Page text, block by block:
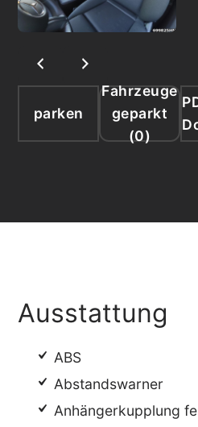
parken
Fahrzeuge
geparkt
(0)
Ausstattung
ABS
Abstandswarner
Anhängerkupplung